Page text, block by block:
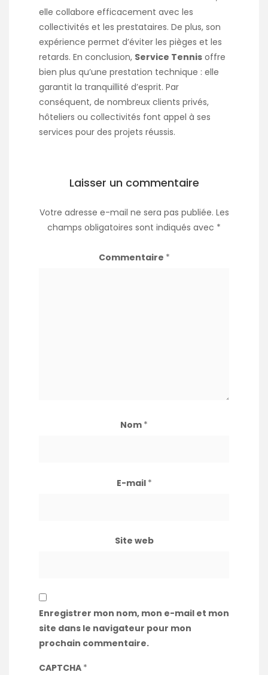
elle collabore efficacement avec les
collectivités et les prestataires. De plus, son
expérience permet d’éviter les pièges et les
retards. En conclusion, Service Tennis offre
bien plus qu’une prestation technique : elle
garantit la tranquillité d’esprit. Par
conséquent, de nombreux clients privés,
hôteliers ou collectivités font appel à ses
services pour des projets réussis.
Laisser un commentaire
Votre adresse e-mail ne sera pas publiée. Les
champs obligatoires sont indiqués avec *
Commentaire *
Nom *
E-mail *
Site web
Enregistrer mon nom, mon e-mail et mon
site dans le navigateur pour mon
prochain commentaire.
CAPTCHA *